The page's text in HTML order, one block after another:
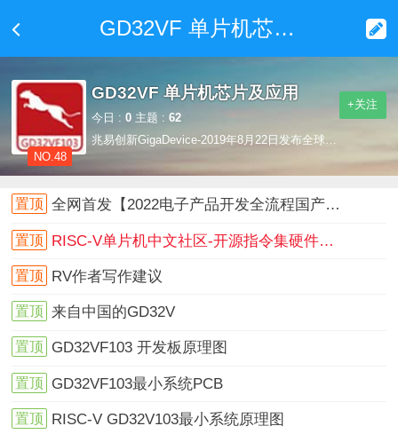
GD32VF 单片机芯片及应用
NO.48
+关注
GD32VF 单片机芯片及应用
今日 :0 主题 :62
兆易创新GigaDevice-2019年8月22日发布全球首款基于RISC-V内核的32位通用MCU,以创意灵感拥抱RISC-V的开发世界!
置顶 全网首发【2022电子产品开发全流程国产化操作体验】产品设计（一）：国产电脑+系统+软件工具+芯片完成产品设计！制造成品！
置顶 RISC-V单片机中文社区-开源指令集硬件项目参考平台地址
置顶 RV作者写作建议
置顶 来自中国的GD32V
置顶 GD32VF103 开发板原理图
置顶 GD32VF103最小系统PCB
置顶 RISC-V GD32V103最小系统原理图